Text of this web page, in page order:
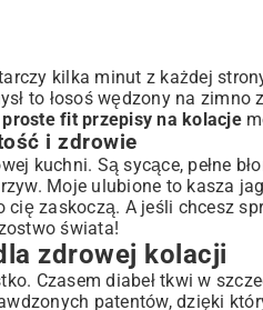
kilka minut z każdej
to łosoś wędzony na
proste fit przepisy na kolacje
i zdrowie
kuchni. Są sycące, pełne
Moje ulubione to kasza
cię zaskoczą. A jeśli chcesz
świata!
zdrowej kolacji
Czasem diabeł tkwi w
patentów, dzięki